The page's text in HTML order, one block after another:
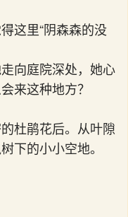
这里“阴森森的没
向庭院深处，她心
来这种地方？
杜鹃花后。从叶隙
下的小小空地。